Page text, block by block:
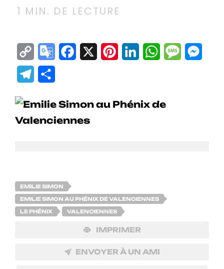
1 MIN. DE LECTURE
Copy
Link
GoogleFacebook
X Pinterest
LinkedInWhatsApp
Telegram
EMILIE SIMON
EMILIE SIMON AU PHÉNIX DE VALENCIENNES
LE PHÉNIX VALENCIENNES
IMPRIMER
ENVOYER À UN AMI